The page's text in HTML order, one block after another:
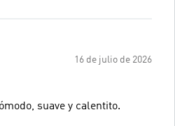
16 de julio de 2026
suave y calentito.